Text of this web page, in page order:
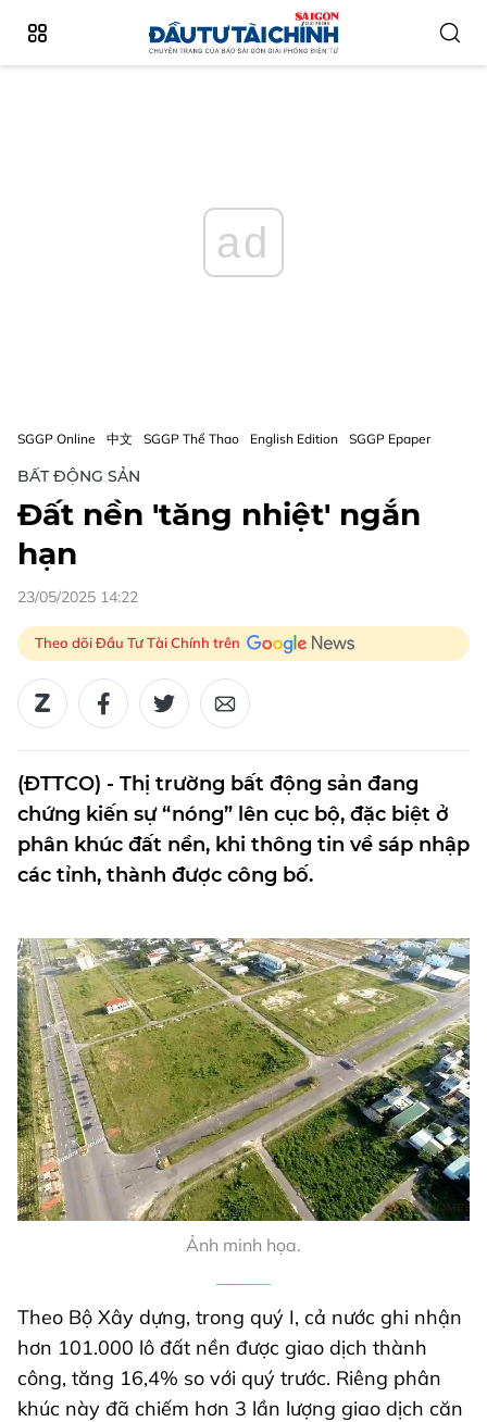
ad
SGGP Online 中文 SGGP Thể Thao English Edition SGGP Epaper
BẤT ĐỘNG SẢN
Đất nền 'tăng nhiệt' ngắn
hạn
23/05/2025 14:22
Theo dõi Đầu Tư Tài Chính trên
(ĐTTCO) - Thị trường bất động sản đang
chứng kiến sự “nóng” lên cục bộ, đặc biệt ở
phân khúc đất nền, khi thông tin về sáp nhập
các tỉnh, thành được công bố.
Ảnh minh họa.
Theo Bộ Xây dựng, trong quý I, cả nước ghi nhận
hơn 101.000 lô đất nền được giao dịch thành
công, tăng 16,4% so với quý trước. Riêng phân
khúc này đã chiếm hơn 3 lần lượng giao dịch căn